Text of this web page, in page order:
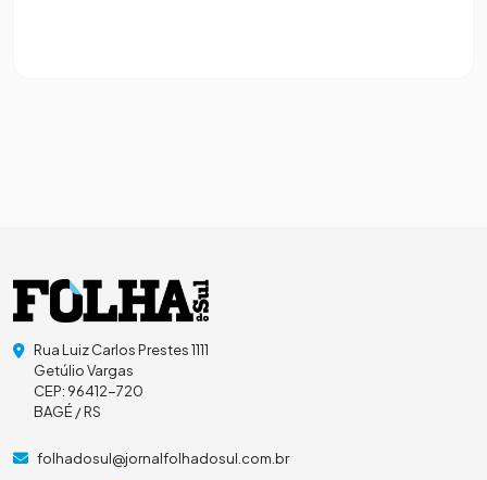
Rua Luiz Carlos Prestes 1111
Getúlio Vargas
CEP: 96412-720
BAGÉ / RS
folhadosul@jornalfolhadosul.com.br